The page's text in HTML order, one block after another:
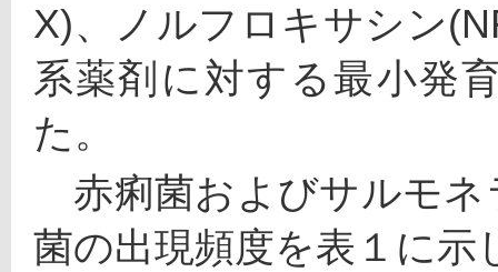
X)、ノルフロキサシン
系薬剤に対する最小発
た。
赤痢菌およびサルモネ
菌の出現頻度を表１に示